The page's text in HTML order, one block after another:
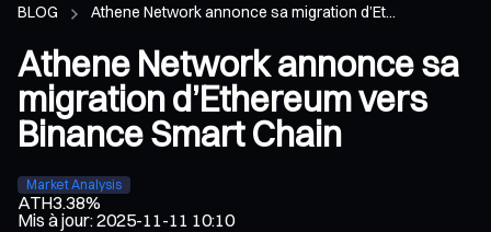
BLOG Athene Network annonce sa migration d’Et...
Athene Network annonce sa
migration d’Ethereum vers
Binance Smart Chain
Market Analysis
ATH3.38%
Mis à jour:2025-11-11 10:10